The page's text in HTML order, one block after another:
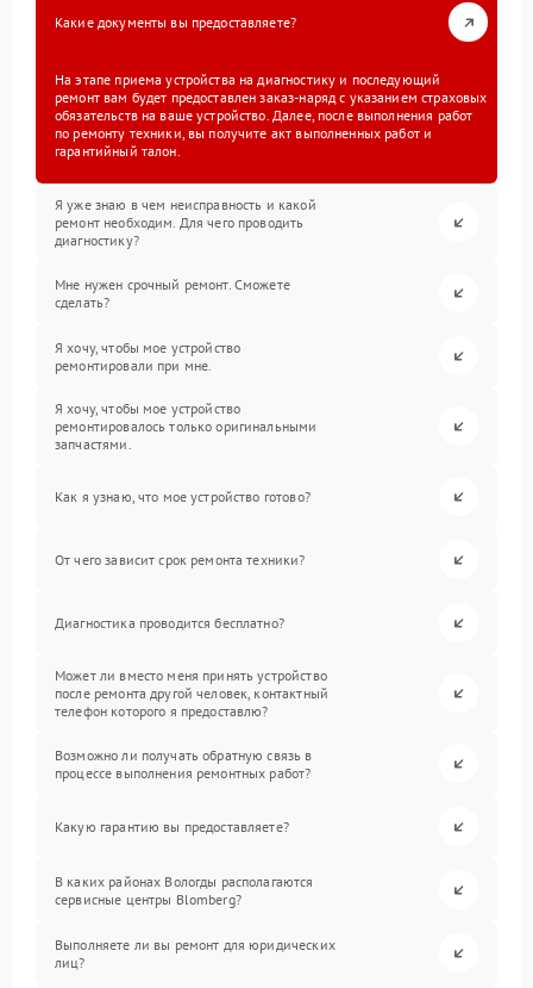
Какие документы вы предоставляете?
На этапе приема устройства на диагностику и последующий
ремонт вам будет предоставлен заказ-наряд с указанием страховых
обязательств на ваше устройство. Далее, после выполнения работ
по ремонту техники, вы получите акт выполненных работ и
гарантийный талон.
Я уже знаю в чем неисправность и какой
ремонт необходим. Для чего проводить
диагностику?
Мне нужен срочный ремонт. Сможете
сделать?
Я хочу, чтобы мое устройство
ремонтировали при мне.
Я хочу, чтобы мое устройство
ремонтировалось только оригинальными
запчастями.
Как я узнаю, что мое устройство готово?
От чего зависит срок ремонта техники?
Диагностика проводится бесплатно?
Может ли вместо меня принять устройство
после ремонта другой человек, контактный
телефон которого я предоставлю?
Возможно ли получать обратную связь в
процессе выполнения ремонтных работ?
Какую гарантию вы предоставляете?
В каких районах Вологды располагаются
сервисные центры Blomberg?
Выполняете ли вы ремонт для юридических
лиц?